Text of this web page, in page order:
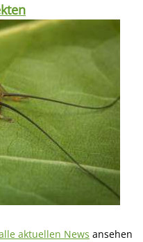
aktuellen News ansehen